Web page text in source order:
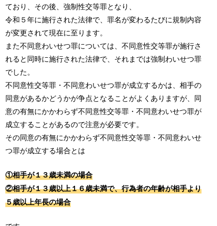
ており、その後、強制性交等罪となり、
令和５年に施行された法律で、罪名が変わるたびに規制内容
が変更されて現在に至ります。
また不同意わいせつ罪については、不同意性交等罪が施行さ
れると同時に施行された法律で、それまでは強制わいせつ罪
でした。
不同意性交等罪・不同意わいせつ罪が成立するかは、相手の
同意があるかどうかが争点となることがよくありますが、同
意の有無にかかわらず不同意性交等罪・不同意わいせつ罪が
成立することがあるので注意が必要です。
その同意の有無にかかわらず不同意性交等罪・不同意わいせ
つ罪が成立する場合とは
①相手が１３歳未満の場合
②相手が１３歳以上１６歳未満で、行為者の年齢が相手より
５歳以上年長の場合